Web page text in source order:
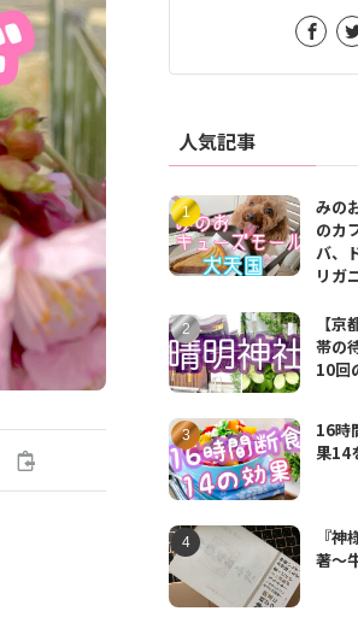
人気記事
みの
のカ
バ、
リガ
【
帯の
10回
16時
果14
『
著〜